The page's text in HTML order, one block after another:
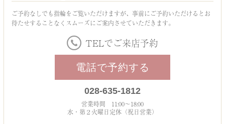
ご予約なしでも指輪をご覧いただけますが、事前にご予約いただけるとお
待たせすることなくスムーズにご案内させていただきます。
TELでご来店予約
電話で予約する
028-635-1812
営業時間 11:00～18:00
水・第２火曜日定休（祝日営業）